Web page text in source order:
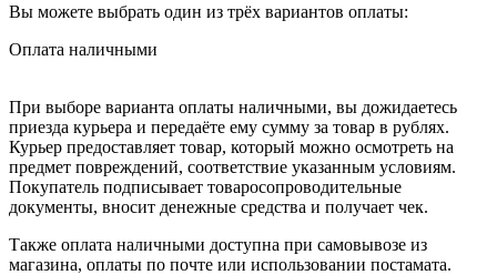
Вы можете выбрать один из трёх вариантов оплаты:
Оплата наличными
При выборе варианта оплаты наличными, вы дожидаетесь
приезда курьера и передаёте ему сумму за товар в рублях.
Курьер предоставляет товар, который можно осмотреть на
предмет повреждений, соответствие указанным условиям.
Покупатель подписывает товаросопроводительные
документы, вносит денежные средства и получает чек.
Также оплата наличными доступна при самовывозе из
магазина, оплаты по почте или использовании постамата.